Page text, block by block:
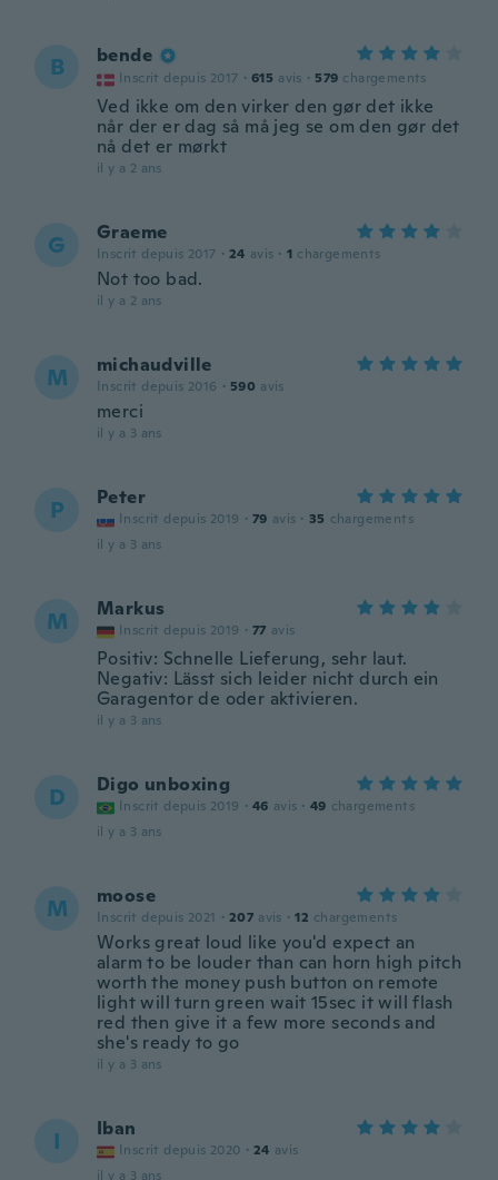
B bende
Inscrit depuis 2017 · 615 avis · 579 chargements
Ved ikke om den virker den gør det ikke
når der er dag så må jeg se om den gør det
nå det er mørkt
il y a 2 ans
G Graeme
Inscrit depuis 2017 · 24 avis · 1 chargements
Not too bad.
il y a 2 ans
M michaudville
Inscrit depuis 2016 · 590 avis
merci
il y a 3 ans
P Peter
Inscrit depuis 2019 · 79 avis · 35 chargements
il y a 3 ans
M Markus
Inscrit depuis 2019 · 77 avis
Positiv: Schnelle Lieferung, sehr laut.
Negativ: Lässt sich leider nicht durch ein
Garagentor de oder aktivieren.
il y a 3 ans
D Digo unboxing
Inscrit depuis 2019 · 46 avis · 49 chargements
il y a 3 ans
M moose
Inscrit depuis 2021 · 207 avis · 12 chargements
Works great loud like you'd expect an
alarm to be louder than can horn high pitch
worth the money push button on remote
light will turn green wait 15sec it will flash
red then give it a few more seconds and
she's ready to go
il y a 3 ans
I Iban
Inscrit depuis 2020 · 24 avis
il y a 3 ans